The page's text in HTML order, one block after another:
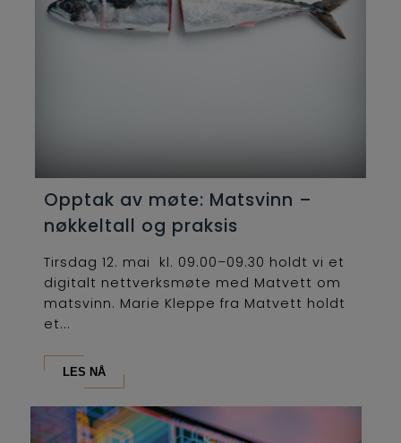
Opptak av møte: Matsvinn –
nøkkeltall og praksis
Tirsdag 12. mai kl. 09.00–09.30 holdt vi et
digitalt nettverksmøte med Matvett om
matsvinn. Marie Kleppe fra Matvett holdt
et...
LES NÅ